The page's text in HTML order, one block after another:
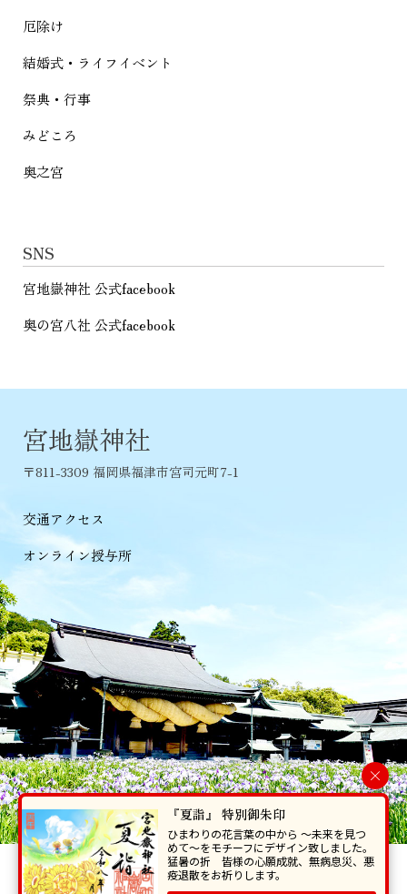
厄除け
結婚式・ライフイベント
祭典・行事
みどころ
奥之宮
SNS
宮地嶽神社 公式facebook
奥の宮八社 公式facebook
宮地嶽神社
〒811-3309 福岡県福津市宮司元町7-1
交通アクセス
オンライン授与所
当ホームページで掲載の写真・イラスト等を無断で転写･複製することを
禁じます。
×
『夏詣』 特別御朱印
ひまわりの花言葉の中から 〜未来を見つ
めて〜をモチーフにデザイン致しました。
猛暑の折 皆様の心願成就、無病息災、悪
疫退散をお祈りします。